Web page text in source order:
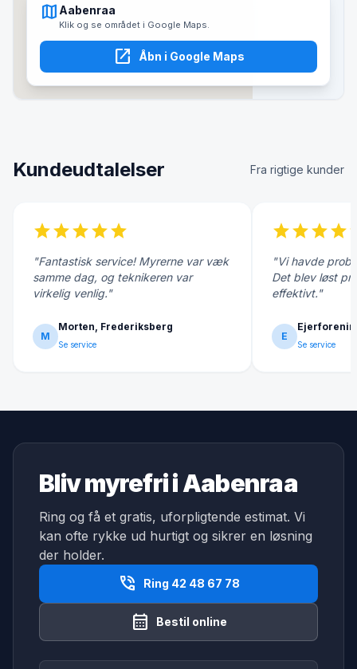
map Aabenraa
Klik og se området i Google Maps.
open_in_new Åbn i Google Maps
Kundeudtalelser Fra rigtige kunder
starstarstarstarstar
"Fantastisk service! Myrerne var væk
samme dag, og teknikeren var
virkelig venlig."
M
Morten, Frederiksberg
Se service
starstarstarstar
"Vi havde
Det blev løst
effektivt."
E
Se service
Bliv myrefri i Aabenraa
Ring og få et gratis, uforpligtende estimat. Vi
kan ofte rykke ud hurtigt og sikrer en løsning
der holder.
phone_in_talk Ring 42 48 67 78
calendar_month Bestil online